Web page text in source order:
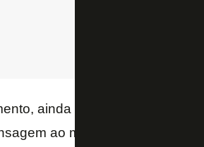
ainda tínhamos muito
ao mundo de que ainda